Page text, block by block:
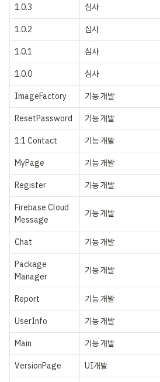
1.0.3 심사
1.0.2 심사
1.0.1 심사
1.0.0 심사
ImageFactory 기능 개발
ResetPassword 기능 개발
1:1 Contact 기능 개발
MyPage 기능 개발
Register 기능 개발
Firebase Cloud
Message
기능 개발
Chat 기능 개발
Package
Manager
기능 개발
Report 기능 개발
UserInfo 기능 개발
Main 기능 개발
VersionPage UI개발